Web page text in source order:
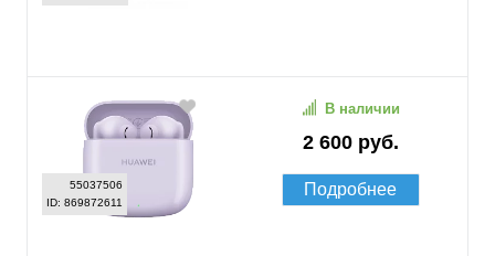
55037506
ID: 869872611
2 600 руб.
В наличии
Подробнее